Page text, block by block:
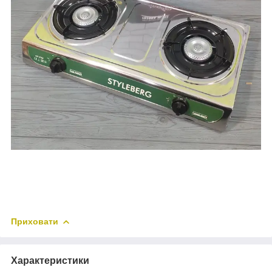
Приховати
Характеристики